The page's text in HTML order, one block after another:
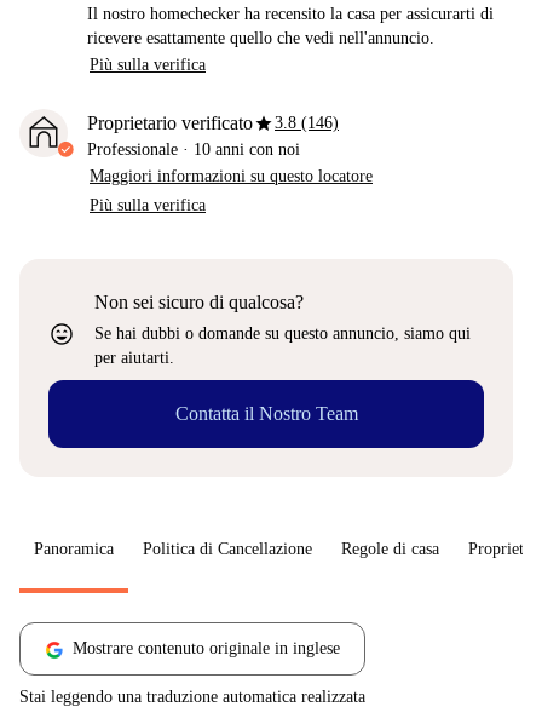
Il nostro homechecker ha recensito la casa per assicurarti di
ricevere esattamente quello che vedi nell'annuncio.
Più sulla verifica
Proprietario verificatostar3.8 (146)
Professionale · 10 anni con noi
Maggiori informazioni su questo locatore
Più sulla verifica
sentiment_very_satisfied
Non sei sicuro di qualcosa?
Se hai dubbi o domande su questo annuncio, siamo qui
per aiutarti.
Contatta il Nostro Team
Panoramica Politica di Cancellazione Regole di casa
Mostrare contenuto originale in inglese
Stai leggendo una traduzione automatica realizzata